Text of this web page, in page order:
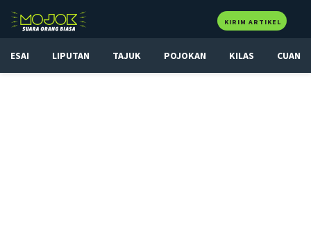
KIRIM ARTIKEL
ESAI LIPUTAN TAJUK POJOKAN KILAS CUAN